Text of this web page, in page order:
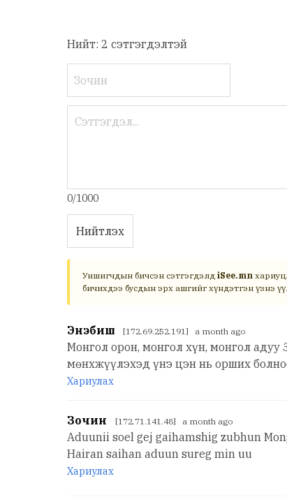
Нийт: 2 сэтгэгдэлтэй
0/1000
Нийтлэх
Уншигчдын бичсэн сэтгэгдэлд iSee.mn
бичихдээ бусдын эрх ашгийг хүндэтгэн үзнэ үү.
Энэбиш [172.69.252.191] a month ago
Монгол орон, монгол хүн, монгол адуу
мөнхжүүлэхэд үнэ цэн нь орших
Хариулах
Зочин [172.71.141.48] a month ago
Aduunii soel gej gaihamshig zubhun
Hairan saihan aduun sureg min uu
Хариулах